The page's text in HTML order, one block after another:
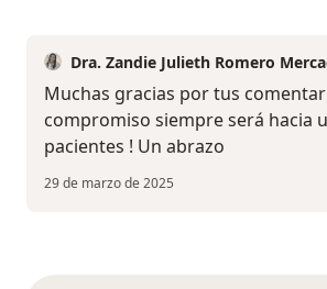
Dra. Zandie Julieth Romero
Muchas gracias por tus
compromiso siempre será hacia
pacientes ! Un abrazo
29 de marzo de 2025